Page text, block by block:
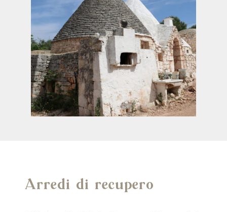
Arredi di recupero